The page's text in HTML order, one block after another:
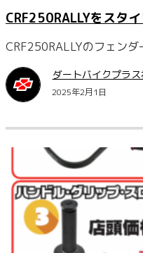
CRF250RALLYをスタ
CRF250RALLYのフェン
ダートバイクプラス
2025年2月1日